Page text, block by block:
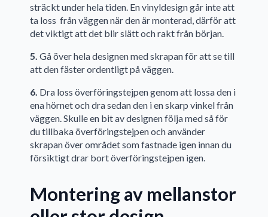
sträckt under hela tiden. En vinyldesign går inte att
ta loss från väggen när den är monterad, därför att
det viktigt att det blir slätt och rakt från början.
5. Gå över hela designen med skrapan för att se till
att den fäster ordentligt på väggen.
6. Dra loss överföringstejpen genom att lossa den i
ena hörnet och dra sedan den i en skarp vinkel från
väggen. Skulle en bit av designen följa med så för
du tillbaka överföringstejpen och använder
skrapan över området som fastnade igen innan du
försiktigt drar bort överföringstejpen igen.
Montering av mellanstor